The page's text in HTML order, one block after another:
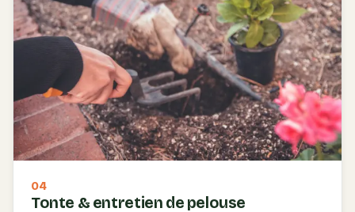
04
Tonte & entretien de pelouse